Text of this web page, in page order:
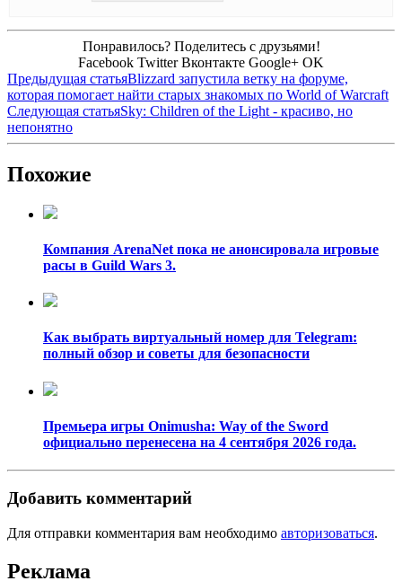
Понравилось? Поделитесь с друзьями!
Facebook Twitter Вконтакте Google+ OK
Предыдущая статьяBlizzard запустила ветку на форуме,
которая помогает найти старых знакомых по World of Warcraft
Следующая статьяSky: Children of the Light - красиво, но
непонятно
Похожие
Компания ArenaNet пока не анонсировала игровые
расы в Guild Wars 3.
Как выбрать виртуальный номер для Telegram:
полный обзор и советы для безопасности
Премьера игры Onimusha: Way of the Sword
официально перенесена на 4 сентября 2026 года.
Добавить комментарий
Для отправки комментария вам необходимо авторизоваться.
Реклама